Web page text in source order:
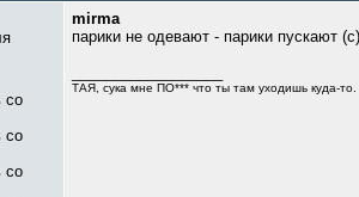
mirma
парики не одевают - парики пускают
ТАЯ, сука мне ПО*** что ты там уходишь куда-